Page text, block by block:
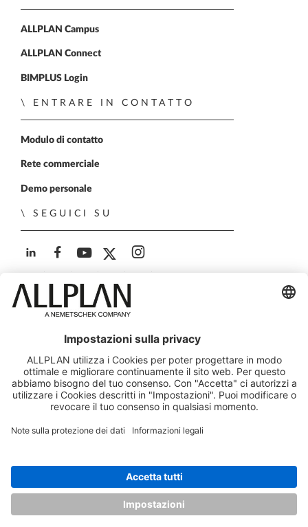
ALLPLAN Campus
ALLPLAN Connect
BIMPLUS Login
ENTRARE IN CONTATTO
Modulo di contatto
Rete commerciale
Demo personale
SEGUICI SU
Italia - Capitale Soc. € 650.000,00 i.v. - Iscr. Registro
Imprese Trento - C.F. e P.IVA 00671060226
Società soggetta a direzione e coordinamento di ALLPLAN
GmbH
ALLPLAN è una società del Gruppo Nemetschek